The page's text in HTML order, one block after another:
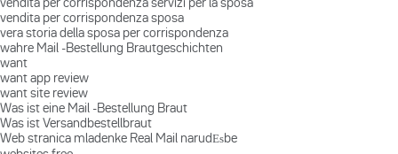
vendita per corrispondenza sposa
vera storia della sposa per corrispondenza
wahre Mail -Bestellung Brautgeschichten
want
want app review
want site review
Was ist eine Mail -Bestellung Braut
Was ist Versandbestellbraut
Web stranica mladenke Real Mail narudЕѕbe